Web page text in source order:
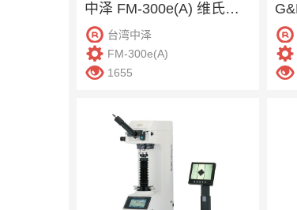
中泽 FM-300e(A) 维氏硬度计
台湾中泽
FM-300e(A)
1655